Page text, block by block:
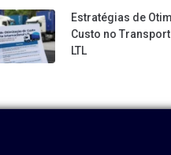
Estratégias de
Custo no
LTL